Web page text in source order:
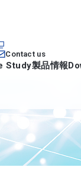
Contact us
Study製品情報